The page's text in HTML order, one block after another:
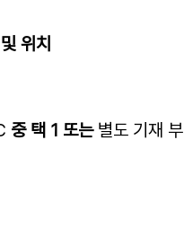
위치
중 택 1 또는별도 기재